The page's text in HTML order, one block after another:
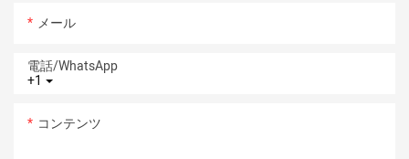
メール
+1
電話/WhatsApp
コンテンツ